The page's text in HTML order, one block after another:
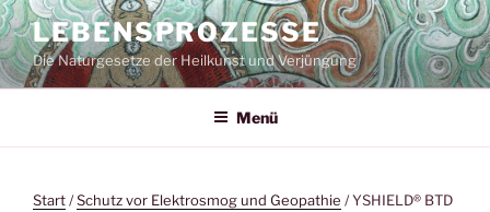
Zum
Inhalt
springen
LEBENSPROZESSE
Die Naturgesetze der Heilkunst und Verjüngung
Menü
Start/Schutz vor Elektrosmog und Geopathie / YSHIELD® BTD